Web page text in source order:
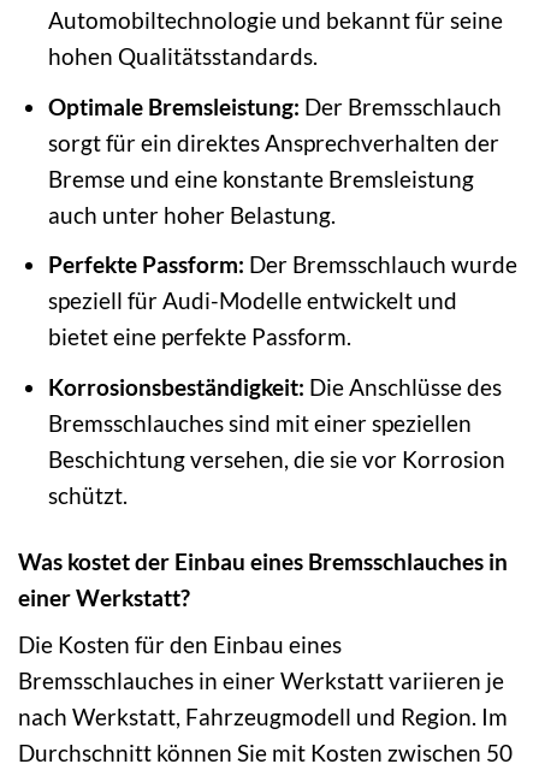
Automobiltechnologie und bekannt für seine
hohen Qualitätsstandards.
Optimale Bremsleistung: Der Bremsschlauch
sorgt für ein direktes Ansprechverhalten der
Bremse und eine konstante Bremsleistung
auch unter hoher Belastung.
Perfekte Passform: Der Bremsschlauch wurde
speziell für Audi-Modelle entwickelt und
bietet eine perfekte Passform.
Korrosionsbeständigkeit: Die Anschlüsse des
Bremsschlauches sind mit einer speziellen
Beschichtung versehen, die sie vor Korrosion
schützt.
Was kostet der Einbau eines Bremsschlauches in
einer Werkstatt?
Die Kosten für den Einbau eines
Bremsschlauches in einer Werkstatt variieren je
nach Werkstatt, Fahrzeugmodell und Region. Im
Durchschnitt können Sie mit Kosten zwischen 50